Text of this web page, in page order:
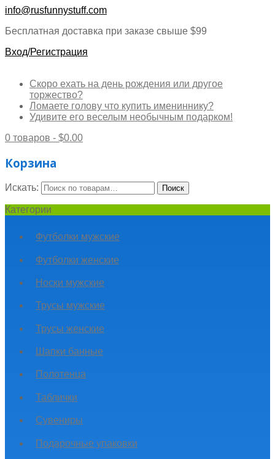
info@rusfunnystuff.com
Бесплатная доставка при заказе свыше $99
Вход/Регистрация
Скоро ехать на день рождения или другое
торжество?
Ломаете голову что купить имениннику?
Удивите его веселым необычным подарком!
0 товаров - $0.00
Корзина
Искать: Поиск
Категории
Футболки мужские
Футболки женские
Носки мужские
Трусы мужские
Трусы женские
Шапки банные
Полотенца
Таблички
Сувениры
Подарочные упаковки